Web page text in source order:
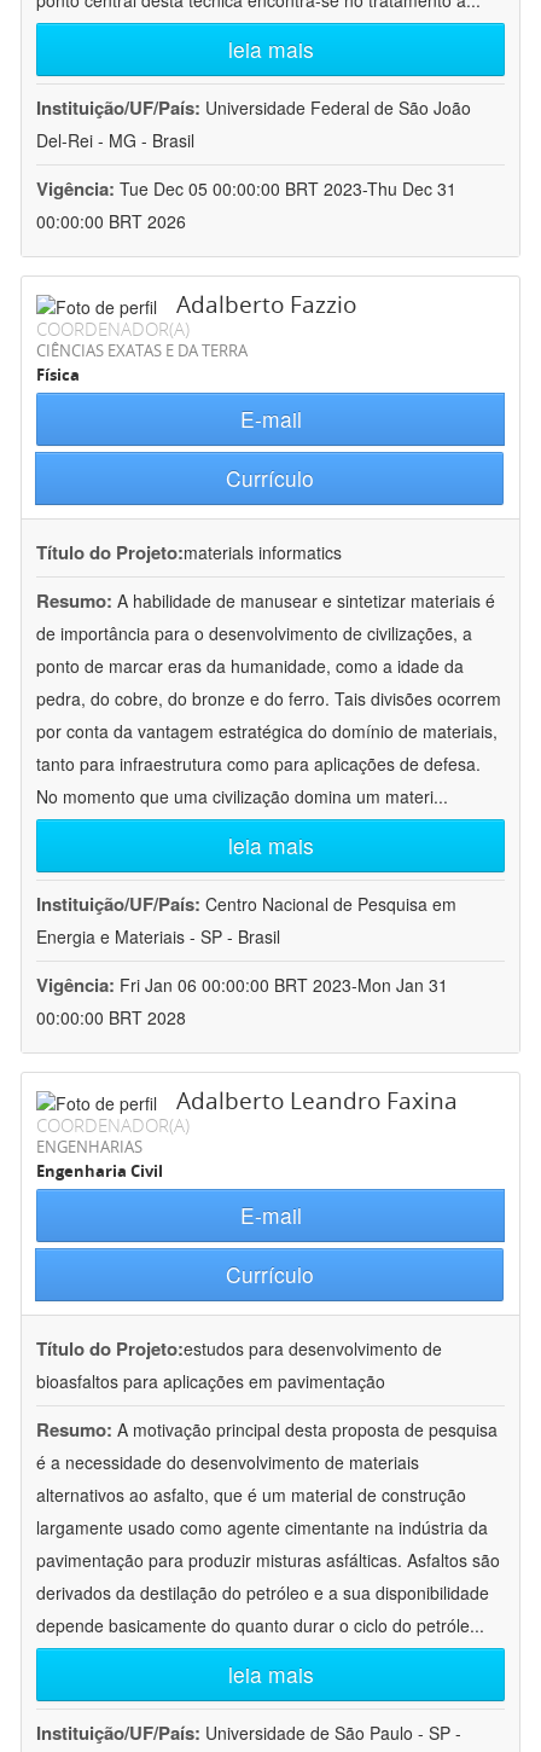
leia mais
Instituição/UF/País: Universidade Federal de São João
Del-Rei - MG - Brasil
Vigência: Tue Dec 05 00:00:00 BRT 2023-Thu Dec 31
00:00:00 BRT 2026
Adalberto Fazzio
COORDENADOR(A)
CIÊNCIAS EXATAS E DA TERRA
Física
E-mail
Currículo
Título do Projeto:materials informatics
Resumo: A habilidade de manusear e sintetizar materiais é
de importância para o desenvolvimento de civilizações, a
ponto de marcar eras da humanidade, como a idade da
pedra, do cobre, do bronze e do ferro. Tais divisões ocorrem
por conta da vantagem estratégica do domínio de materiais,
tanto para infraestrutura como para aplicações de defesa.
No momento que uma civilização domina um materi...
leia mais
Instituição/UF/País: Centro Nacional de Pesquisa em
Energia e Materiais - SP - Brasil
Vigência: Fri Jan 06 00:00:00 BRT 2023-Mon Jan 31
00:00:00 BRT 2028
Adalberto Leandro Faxina
COORDENADOR(A)
ENGENHARIAS
Engenharia Civil
E-mail
Currículo
Título do Projeto:estudos para desenvolvimento de
bioasfaltos para aplicações em pavimentação
Resumo: A motivação principal desta proposta de pesquisa
é a necessidade do desenvolvimento de materiais
alternativos ao asfalto, que é um material de construção
largamente usado como agente cimentante na indústria da
pavimentação para produzir misturas asfálticas. Asfaltos são
derivados da destilação do petróleo e a sua disponibilidade
depende basicamente do quanto durar o ciclo do petróle...
leia mais
Instituição/UF/País: Universidade de São Paulo - SP -